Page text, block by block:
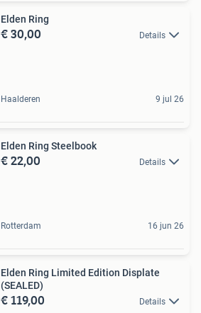
Elden Ring
€ 30,00 Details
Haalderen 9 jul 26
Elden Ring Steelbook
€ 22,00 Details
Rotterdam 16 jun 26
Elden Ring Limited Edition Displate
(SEALED)
€ 119,00 Details